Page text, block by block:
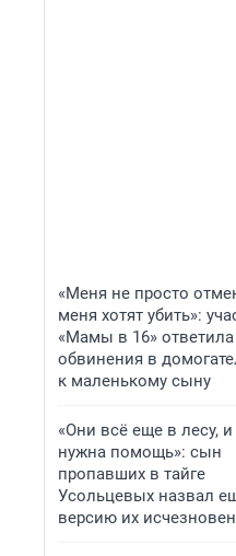
«Меня не просто
меня хотят убить»:
«Мамы в 16»
обвинения в
к маленькому сыну
«Они всё еще в лесу,
нужна помощь»: сын
пропавших в тайге
Усольцевых назвал
версию их